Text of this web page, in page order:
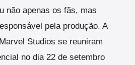
não apenas os fãs, mas
pela produção. A
Studios se reuniram
no dia 22 de setembro